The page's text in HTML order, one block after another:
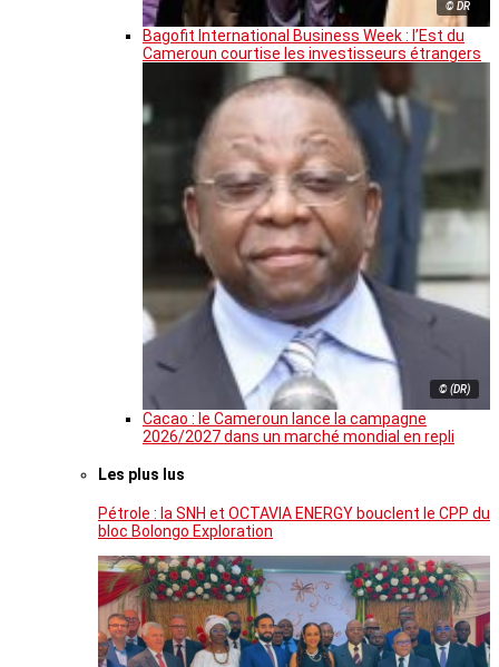
© DR
Bagofit International Business Week : l’Est du
Cameroun courtise les investisseurs étrangers
© (DR)
Cacao : le Cameroun lance la campagne
2026/2027 dans un marché mondial en repli
Les plus lus
Pétrole : la SNH et OCTAVIA ENERGY bouclent le CPP du
bloc Bolongo Exploration